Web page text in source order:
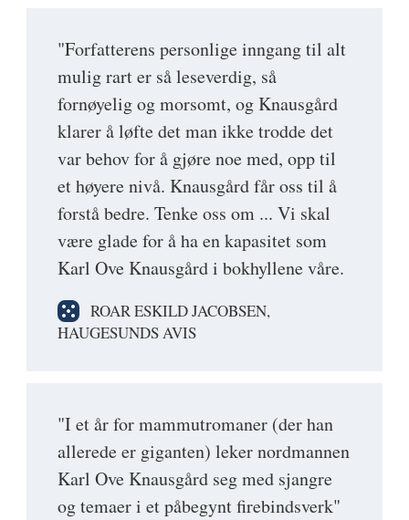
"Forfatterens personlige inngang til alt
mulig rart er så leseverdig, så
fornøyelig og morsomt, og Knausgård
klarer å løfte det man ikke trodde det
var behov for å gjøre noe med, opp til
et høyere nivå. Knausgård får oss til å
forstå bedre. Tenke oss om ... Vi skal
være glade for å ha en kapasitet som
Karl Ove Knausgård i bokhyllene våre.
ROAR ESKILD JACOBSEN,
HAUGESUNDS AVIS
"I et år for mammutromaner (der han
allerede er giganten) leker nordmannen
Karl Ove Knausgård seg med sjangre
og temaer i et påbegynt firebindsverk"